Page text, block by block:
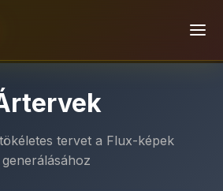
tervet a Flux-képek
generálásához